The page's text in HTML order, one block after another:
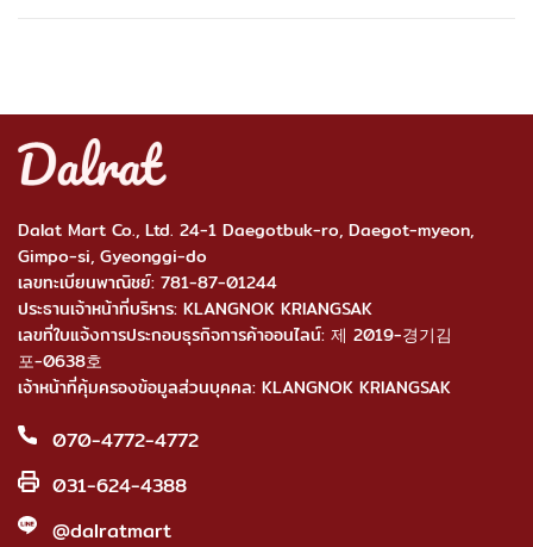
Dalat Mart Co., Ltd. 24-1 Daegotbuk-ro, Daegot-myeon,
Gimpo-si, Gyeonggi-do
เลขทะเบียนพาณิชย์: 781-87-01244
ประธานเจ้าหน้าที่บริหาร: KLANGNOK KRIANGSAK
เลขที่ใบแจ้งการประกอบธุรกิจการค้าออนไลน์: 제 2019-경기김
포-0638호
เจ้าหน้าที่คุ้มครองข้อมูลส่วนบุคคล: KLANGNOK KRIANGSAK
070-4772-4772
031-624-4388
@dalratmart